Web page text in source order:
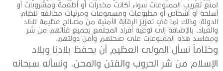
لمنع تهريب الممنوعات سواء أكانت مخدرات أو أطعمة ومشروبات أو
أسلحة أو أشخاص أو مطبوعات ومسموعات ومرئيات مخالفة لنظام
الدولة؛ وذلك لما في تعزيز الرقابة الأمنية من مصالح عظيمة للبلاد
والعباد، بالإضافة إلى توعية أفراد المجتمع بجميع فئاتهم من شر
ومفاسد هذه الممنوعات على صحتهم وأمن دولتهم.
وختاماً نسأل المولى العظيم أن يحفظ بلادنا وبلاد
الإسلام من شر الحروب والفتن والمحن، ونسأله سبحانه